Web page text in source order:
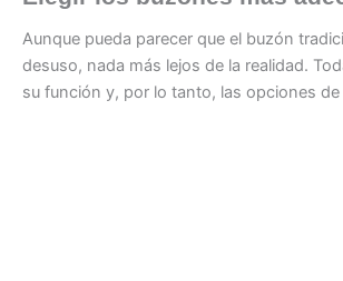
Aunque pueda parecer que el buzón
desuso, nada más lejos de la realidad.
su función y, por lo tanto, las opciones